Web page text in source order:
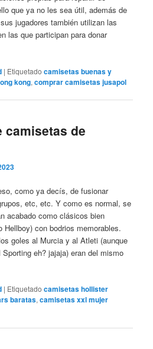
que ya no les sea útil, además de
jugadores también utilizan las
las que participan para donar
| Etiquetado camisetas buenas y
kong,comprar camisetas jusapol
camisetas de
como ya decís, de fusionar
etc, etc. Y como es normal, se
acabado como clásicos bien
con bodrios memorables.
goles al Murcia y al Atleti (aunque
eh? jajaja) eran del mismo
| Etiquetado camisetas hollister
baratas,camisetas xxl mujer